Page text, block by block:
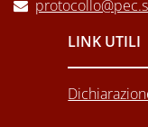
LINK UTILI